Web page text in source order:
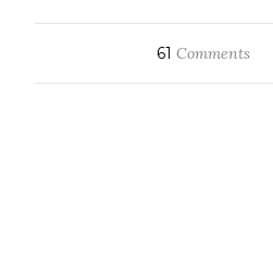
61 Comments